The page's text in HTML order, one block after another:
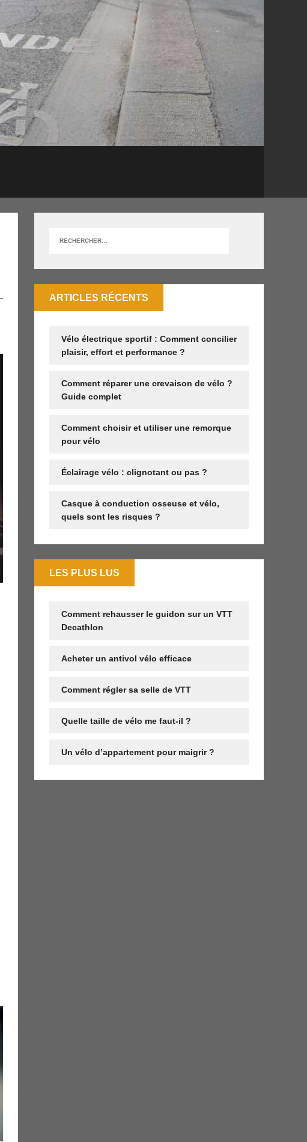
ARTICLES RÉCENTS
Vélo électrique sportif : Comment concilier
plaisir, effort et performance ?
Comment réparer une crevaison de vélo ?
Guide complet
Comment choisir et utiliser une remorque
pour vélo
Éclairage vélo : clignotant ou pas ?
Casque à conduction osseuse et vélo,
quels sont les risques ?
LES PLUS LUS
Comment rehausser le guidon sur un VTT
Decathlon
Acheter un antivol vélo efficace
Comment régler sa selle de VTT
Quelle taille de vélo me faut-il ?
Un vélo d’appartement pour maigrir ?